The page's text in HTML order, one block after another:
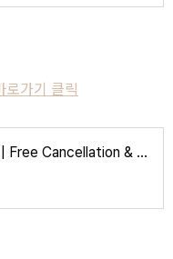
가기 클릭
Agoda Official Site | Free Cancellation & Booking Deals | Over 2 Million Hotels